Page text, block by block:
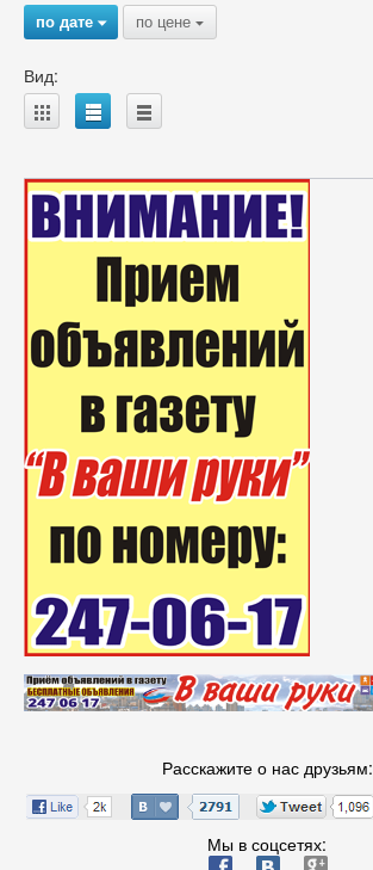
по дате{ по цене {
Вид:
A B C
Расскажите о нас друзьям:
Мы в соцсетях: